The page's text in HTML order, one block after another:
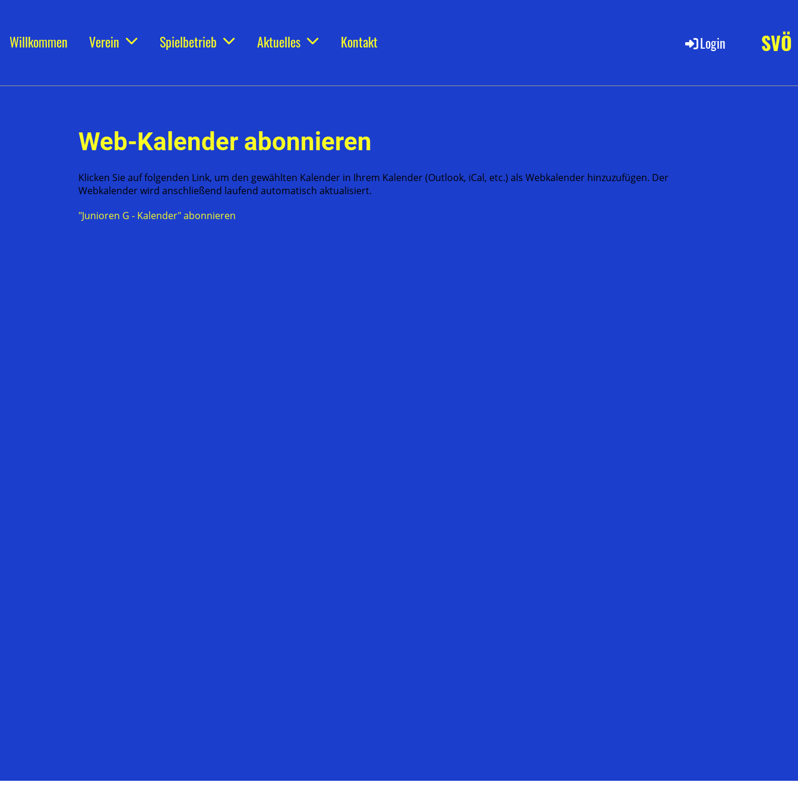
Willkommen Verein Spielbetrieb Aktuelles Kontakt Login SVÖ
Web-Kalender abonnieren
Klicken Sie auf folgenden Link, um den gewählten Kalender in Ihrem Kalender (Outlook, iCal, etc.) als Webkalender hinzuzufügen. Der
Webkalender wird anschließend laufend automatisch aktualisiert.
"Junioren G - Kalender" abonnieren